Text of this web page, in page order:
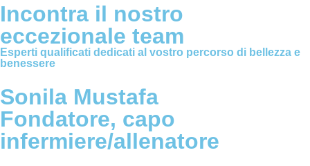
Incontra il nostro
eccezionale team
Esperti qualificati dedicati al vostro percorso di bellezza e
benessere
Sonila Mustafa
Fondatore, capo
infermiere/allenatore